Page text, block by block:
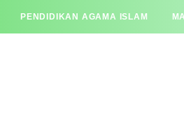
PENDIDIKAN AGAMA ISLAM